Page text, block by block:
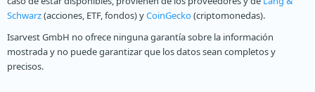
Schwarz(acciones, ETF, fondos) yCoinGecko(criptomonedas).
Isarvest GmbH no ofrece ninguna garantía sobre la información
mostrada y no puede garantizar que los datos sean completos y
precisos.